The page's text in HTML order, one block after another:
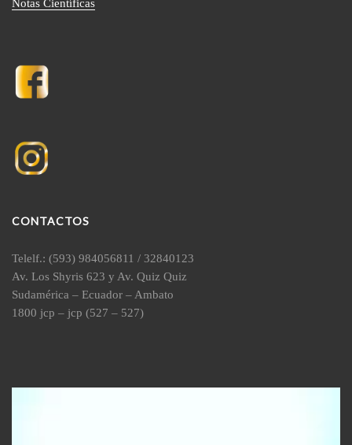
Notas Científicas
CONTACTOS
Telelf.: (593) 984056811 / 32840123
Av. Los Shyris 623 y Av. Quiz Quiz
Sudamérica – Ecuador – Ambato
1800 jcp – jcp (527 – 527)